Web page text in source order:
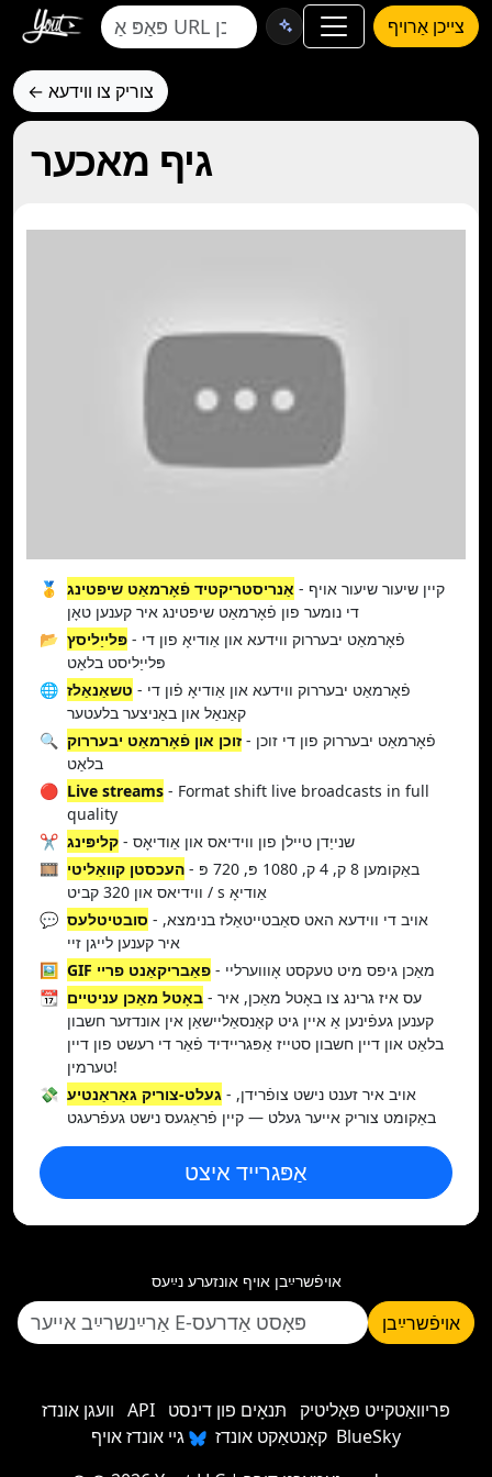
צייכן אַרויף
← צוריק צו ווידעא
גיף מאכער
🥇 אַנריסטריקטיד פֿאָרמאַט שיפטינג - קיין שיעור שיעור אויף
די נומער פון פֿאָרמאַט שיפטינג איר קענען טאָן
📂 פּלייַליסץ - פֿאָרמאַט יבעררוק ווידעא און אַודיאָ פון די
פּלייַליסט בלאַט
🌐 טשאַנאַלז - פֿאָרמאַט יבעררוק ווידעא און אַודיאָ פֿון די
קאַנאַל און באַניצער בלעטער
🔍 זוכן און פֿאָרמאַט יבעררוק - פֿאָרמאַט יבעררוק פון די זוכן
בלאַט
🔴 Live streams - Format shift live broadcasts in full
quality
✂️ קליפּינג
- שנייַדן טיילן פון ווידיאס און אַודיאָס
🎞️ העכסטן קוואַליטי - באַקומען 8 ק, 4 ק, 1080 פּ, 720 פּ
ווידיאס און 320 קביט / s אַודיאָ
💬 סובטיטלעס - אויב די ווידעא האט סאַבטייטאַלז בנימצא,
איר קענען לייגן זיי
🖼️
GIF פאַבריקאַנט פריי
- מאַכן גיפס מיט טעקסט אָוווערליי
📆 באָטל מאַכן עניטיים - עס איז גרינג צו באָטל מאַכן, איר
קענען געפֿינען אַ איין גיט קאַנסאַליישאַן אין אונדזער חשבון
בלאַט און דיין חשבון סטייז אַפּגריידיד פֿאַר די רעשט פון דיין
טערמין!
💸 געלט-צוריק גאַראַנטיע - אויב איר זענט נישט צופֿרידן,
באַקומט צוריק אייער געלט — קיין פֿראַגעס נישט געפֿרעגט
אַפּגרייד איצט
אױפֿשרײַבן אױף אונזערע נײַעס
אױפֿשרײַבן
וועגן אונדז API פּריוואַטקייט פּאָליטיק
תּנאָים פון דינסט
קאָנטאַקט אונדז גיי אונדז אויף BlueSky